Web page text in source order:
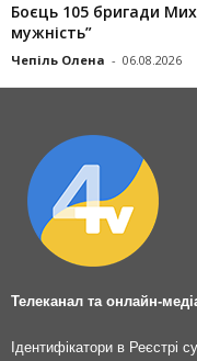
Боєць 105 бригади
мужність”
Чепіль Олена - 06.08.2026
Телеканал та онлайн-
Ідентифікатори в Реєстрі